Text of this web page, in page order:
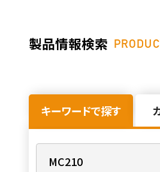
製品情報検索
キーワードで探す